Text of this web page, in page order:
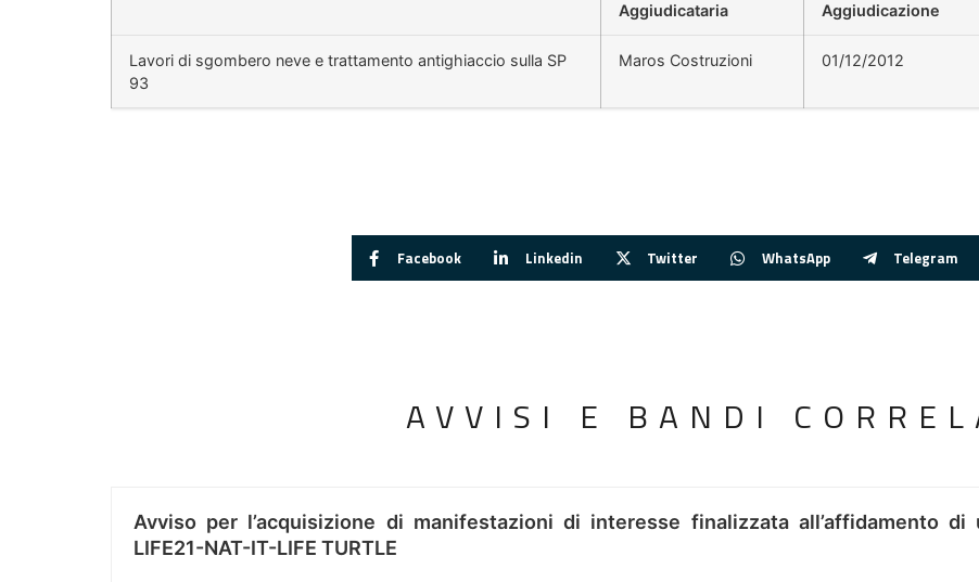
Aggiudicataria
Aggiudicazione
Lavori di sgombero neve e trattamento antighiaccio sulla SP
93
Maros Costruzioni 01/12/2012
Facebook Linkedin Twitter WhatsApp Telegram
AVVISI E BANDI
Avviso per l’acquisizione di manifestazioni di interesse finalizzata all’affidamento
LIFE21-NAT-IT-LIFE TURTLE